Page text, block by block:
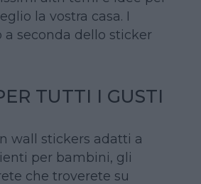
la vostra casa. I
a seconda dello sticker
TUTTI I GUSTI
wall stickers adatti a
per bambini, gli
che troverete su